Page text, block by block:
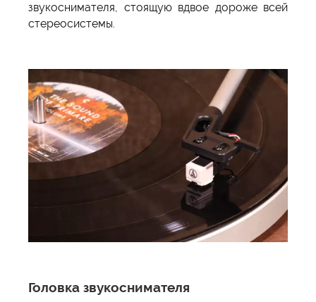
звукоснимателя, стоящую вдвое дороже всей
стереосистемы.
Головка звукоснимателя